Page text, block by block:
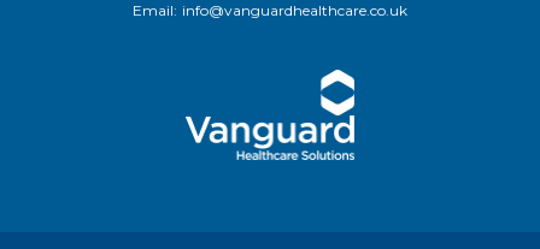
Email: info@vanguardhealthcare.co.uk